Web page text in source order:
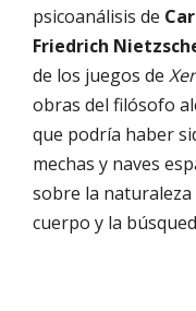
psicoanálisis de
Friedrich
de los juegos de
obras del filósofo
que podría haber
mechas y naves
sobre la naturaleza
cuerpo y la